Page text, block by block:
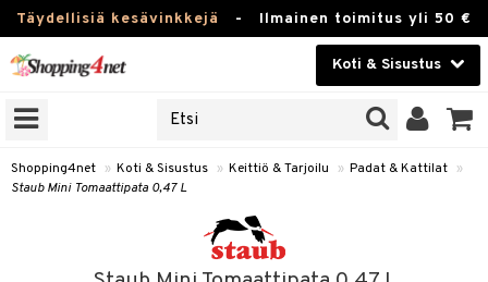
Täydellisiä kesävinkkejä - Ilmainen toimitus yli 50 €
Koti & Sisustus
Kauneudenhoito
Piilolinssit
Shopping4net » Koti & Sisustus » Keittiö & Tarjoilu » Padat & Kattilat »
Staub Mini Tomaattipata 0,47 L